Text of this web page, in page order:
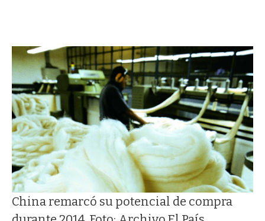
China remarcó su potencial de compra